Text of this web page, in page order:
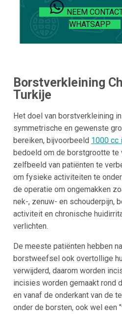
NEEM
WHATSAPP
Borstverkleining
Turkije
Het doel van borstverkleining
symmetrische en gewenste
bereiken, bijvoorbeeld 1000 cc
bedoeld om de borstgrootte te
zelfbeeld van patiënten te
om fysieke activiteiten te
de operatie om ongemakken
nek-, zenuw- en schouderpijn,
activiteit en chronische
verlichten.
De meeste patiënten hebben
borstweefsel ook overtollige
verwijderd, daarom worden
incisies worden gemaakt rond
en vanaf de onderkant van de
onder de borsten, ook wel een